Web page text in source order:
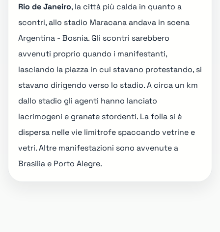
Rio de Janeiro, la città più calda in quanto a
scontri, allo stadio Maracana andava in scena
Argentina - Bosnia. Gli scontri sarebbero
avvenuti proprio quando i manifestanti,
lasciando la piazza in cui stavano protestando, si
stavano dirigendo verso lo stadio. A circa un km
dallo stadio gli agenti hanno lanciato
lacrimogeni e granate stordenti. La folla si è
dispersa nelle vie limitrofe spaccando vetrine e
vetri. Altre manifestazioni sono avvenute a
Brasilia e Porto Alegre.